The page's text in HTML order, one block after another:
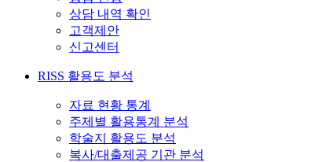
상담 내역 확인
고객제안
신고센터
RISS 활용도 분석
자료 현황 통계
주제별 활용통계 분석
학술지 활용도 분석
복사/대출제공 기관 분석